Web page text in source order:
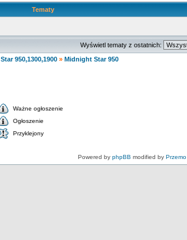
Tematy
Wyświetl tematy z ostatnich:
950,1300,1900 » Midnight Star 950
Ważne ogłoszenie
Ogłoszenie
Przyklejony
Powered by phpBB modified by Przemo